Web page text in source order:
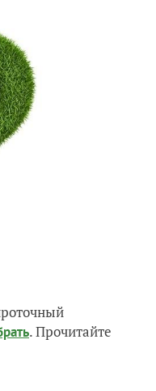
. Прочитайте